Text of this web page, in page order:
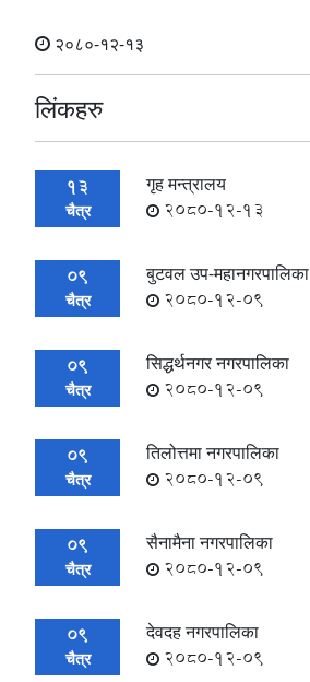
२०८०-१२-१३
लिंकहरु
13
चैत्र
गृह मन्त्रालय
2080-12-13
09
चैत्र
बुटवल उप-महानगरपालिका
2080-12-09
09
चैत्र
सिद्धर्थनगर नगरपालिका
2080-12-09
09
चैत्र
तिलोत्तमा नगरपालिका
2080-12-09
09
चैत्र
सैनामैना नगरपालिका
2080-12-09
09
चैत्र
देवदह नगरपालिका
2080-12-09